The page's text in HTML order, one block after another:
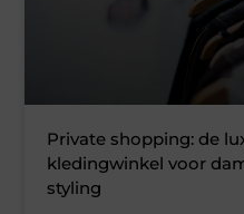
Private shopping: de
kledingwinkel voor
styling